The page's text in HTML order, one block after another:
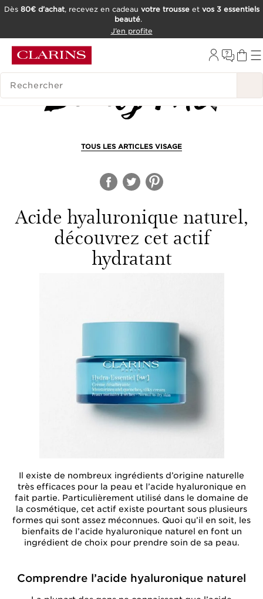
OUTIL D'ACCESSIBILITÉ
Dès 80€ d’achat, recevez en cadeau votre trousseet vos 3 essentiels
beauté.
J’en profite
HISTORIQUE DES RECHERCHES
TOUS LES ARTICLES VISAGE
Acide hyaluronique naturel,
découvrez cet actif
hydratant
Il existe de nombreux ingrédients d’origine naturelle
très efficaces pour la peau et l’acide hyaluronique en
fait partie. Particulièrement utilisé dans le domaine de
la cosmétique, cet actif existe pourtant sous plusieurs
formes qui sont assez méconnues. Quoi qu’il en soit, les
bienfaits de l’acide hyaluronique naturel en font un
ingrédient de choix pour prendre soin de sa peau.
Comprendre l’acide hyaluronique naturel